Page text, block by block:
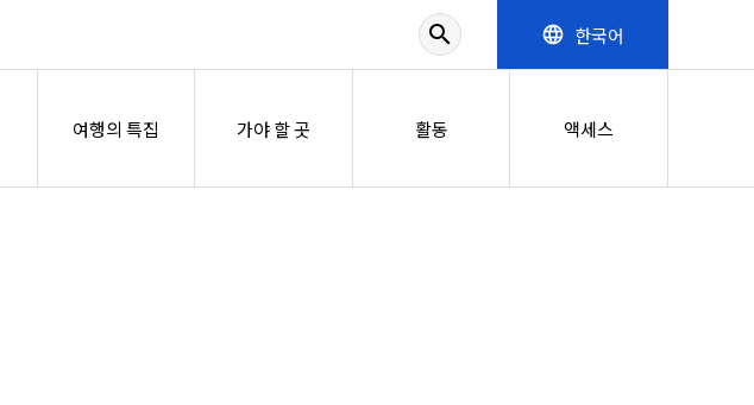
search language 한국어
여행의 특집 가야 할 곳 활동 액세스